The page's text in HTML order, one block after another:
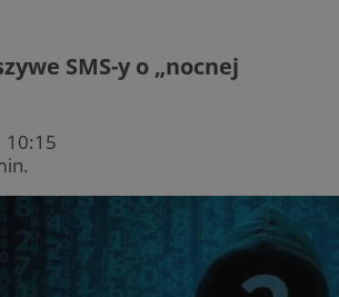
SMS-y o „nocnej
10:15